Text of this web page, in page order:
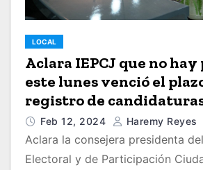
LOCAL
Aclara IEPCJ que no
este lunes venció el
registro de
Feb 12, 2024 Haremy Reyes
Aclara la consejera presidenta
Electoral y de Participación